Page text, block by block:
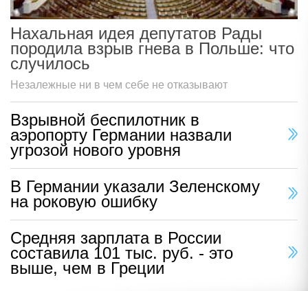
Нахальная идея депутатов Рады
породила взрыв гнева в Польше: что
случилось
Незалежные ни в чем себе не отказывают
Взрывной беспилотник в
аэропорту Германии назвали
угрозой нового уровня
В Германии указали Зеленскому
на роковую ошибку
Средняя зарплата в России
составила 101 тыс. руб. - это
выше, чем в Греции